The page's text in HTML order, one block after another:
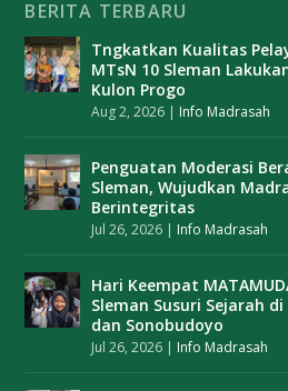
BERITA TERBARU
Tngkatkan Kualitas
MTsN 10 Sleman
Kulon Progo
Aug 2, 2026 | Info Madrasah
Penguatan Moderasi
Sleman, Wujudkan
Berintegritas
Jul 26, 2026 | Info Madrasah
Hari Keempat
Sleman Susuri Sejarah
dan Sonobudoyo
Jul 26, 2026 | Info Madrasah